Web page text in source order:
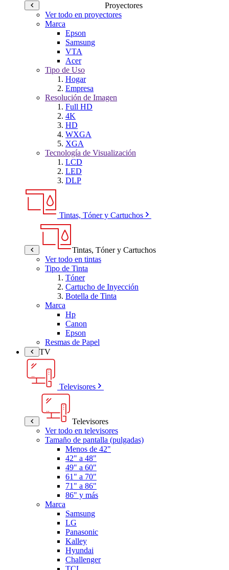
Proyectores
Ver todo en proyectores
Marca
Epson
Samsung
VTA
Acer
Tipo de Uso
Hogar
Empresa
Resolución de Imagen
Full HD
4K
HD
WXGA
XGA
Tecnología de Visualización
LCD
LED
DLP
Tintas, Tóner y Cartuchos
Tintas, Tóner y Cartuchos
Ver todo en tintas
Tipo de Tinta
Tóner
Cartucho de Inyección
Botella de Tinta
Marca
Hp
Canon
Epson
Resmas de Papel
TV
Televisores
Televisores
Ver todo en televisores
Tamaño de pantalla (pulgadas)
Menos de 42"
42" a 48"
49" a 60"
61" a 70"
71" a 86"
86" y más
Marca
Samsung
LG
Panasonic
Kalley
Hyundai
Challenger